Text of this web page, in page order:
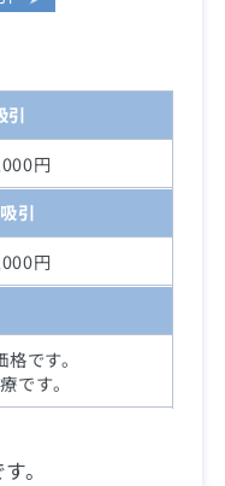
引
円
引
円
です。
です。
。